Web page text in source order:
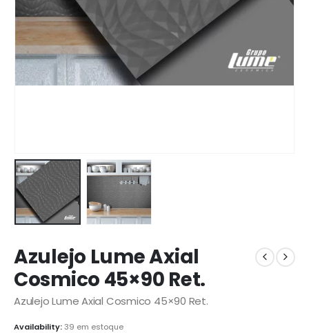
Azulejo Lume Axial
Cosmico 45×90 Ret.
Azulejo Lume Axial Cosmico 45×90 Ret.
Availability:39 em estoque